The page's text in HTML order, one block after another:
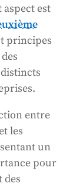
aspect est
principes
entre
les
un
pour
des